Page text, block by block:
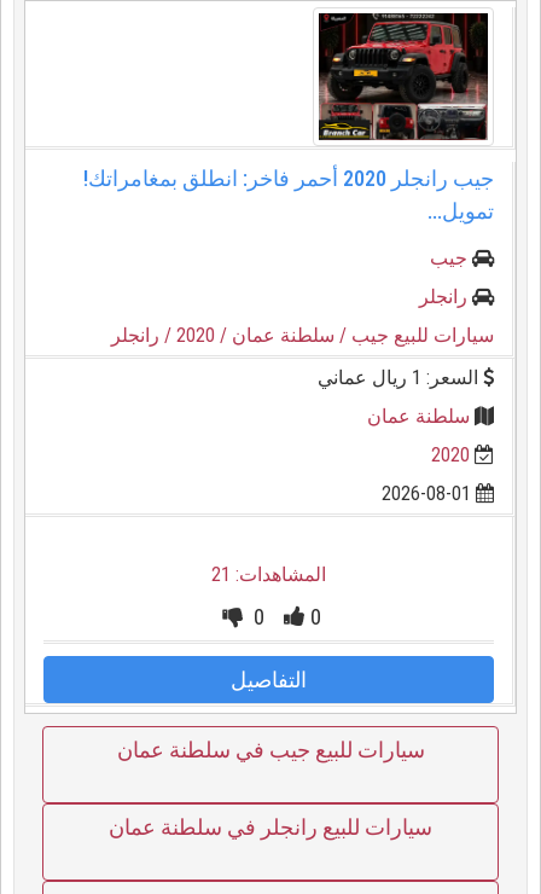
جيب رانجلر 2020 أحمر فاخر: انطلق بمغامراتك!
تمويل...
جيب
رانجلر
سيارات للبيع جيب / سلطنة عمان / 2020
/ رانجلر
السعر: 1 ريال عماني
سلطنة عمان
2020
المشاهدات: 21
0
0
التفاصيل
سيارات للبيع جيب في سلطنة عمان
سيارات للبيع رانجلر في سلطنة عمان